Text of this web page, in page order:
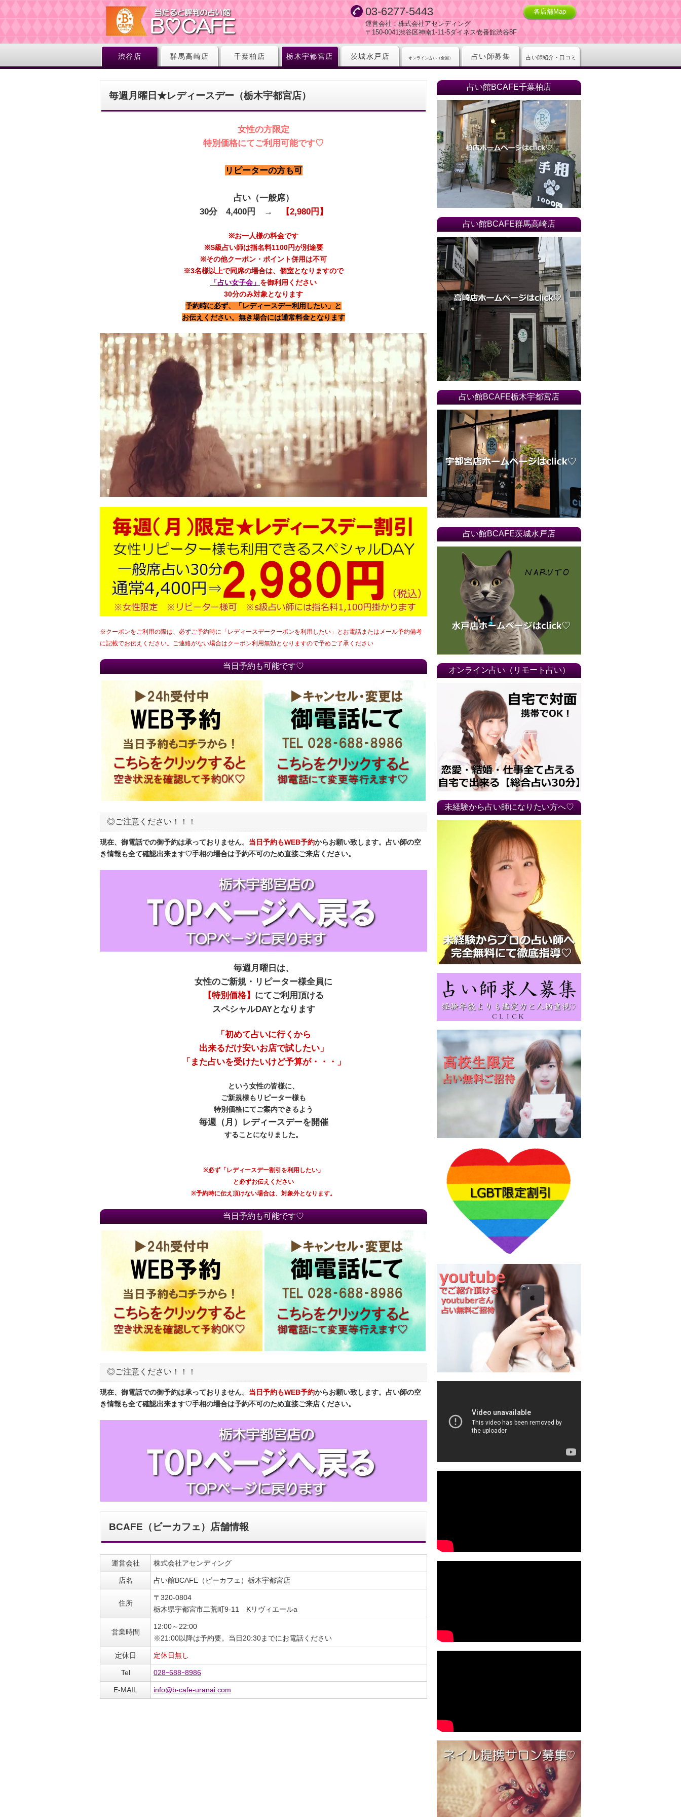
03-6277-5443
運営会社：株式会社アセンディング
〒150-0041渋谷区神南1-11-5ダイネス壱番館渋谷8F
各店舗Map
渋谷店 群馬高崎店 千葉柏店 栃木宇都宮店 茨城水戸店 オンライン占い（全国） 占い師募集 占い師紹介・口コミ
毎週月曜日★レディースデー（栃木宇都宮店）
女性の方限定
特別価格にてご利用可能です♡
リピーターの方も可
占い（一般席）
30分 4,400円 →
【2,980円】
※お一人様の料金です
※S級占い師は指名料1100円が別途要
※その他クーポン・ポイント併用は不可
※3名様以上で同席の場合は、個室となりますので
「占い女子会」 を御利用ください
30分のみ対象となります
予約時に必ず、「レディースデー利用したい」と
お伝えください。無き場合には通常料金となります
※クーポンをご利用の際は、必ずご予約時に「レディースデークーポンを利用したい」とお電話またはメール予約備考
に記載でお伝えください。 ご連絡がない場合はクーポン利用無効となりますので予めご了承ください
当日予約も可能です♡
◎ご注意ください！！！
現在、御電話での御予約は承っておりません。 当日予約もWEB予約からお願い致します。占い師の空
き情報も全て確認出来ます♡手相の場合は予約不可のため直接ご来店ください。
毎週月曜日は、
女性のご新規・リピーター様全員に
【特別価格】 にてご利用頂ける
スペシャルDAYとなります
「初めて占いに行くから
出来るだけ安いお店で試したい」
「また占いを受けたいけど予算が・・・」
という女性の皆様に、
ご新規様もリピーター様も
特別価格にてご案内できるよう
毎週（月）レディースデーを開催
することになりました。
※必ず「レディースデー割引を利用したい」
と必ずお伝えください
※予約時に伝え頂けない場合は、対象外となります。
当日予約も可能です♡
◎ご注意ください！！！
現在、御電話での御予約は承っておりません。 当日予約もWEB予約からお願い致します。占い師の空
き情報も全て確認出来ます♡手相の場合は予約不可のため直接ご来店ください。
BCAFE（ビーカフェ）店舗情報
運営会社 株式会社アセンディング
店名 占い館BCAFE（ビーカフェ）栃木宇都宮店
住所
〒320-0804
栃木県宇都宮市二荒町9-11 Kリヴィエールa
営業時間
12:00～22:00
※21:00以降は予約要。当日20:30までにお電話ください
定休日 定休日無し
Tel 028ｰ688ｰ8986
E-MAIL info@b-cafe-uranai.com
占い館BCAFE千葉柏店
占い館BCAFE群馬高崎店
占い館BCAFE栃木宇都宮店
占い館BCAFE茨城水戸店
オンライン占い（リモート占い）
未経験から占い師になりたい方へ♡